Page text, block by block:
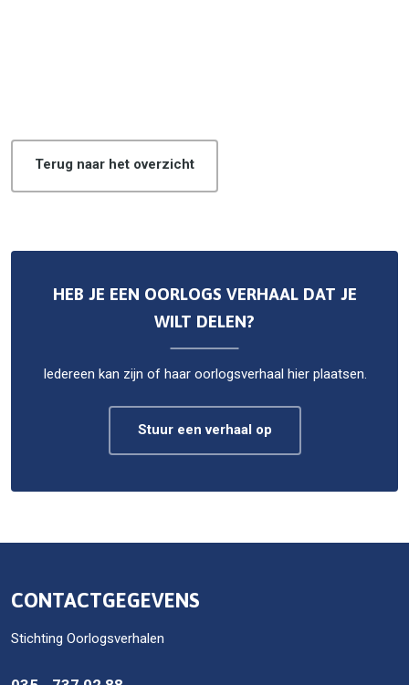
Terug naar het overzicht
HEB JE EEN OORLOGS VERHAAL DAT JE
WILT DELEN?
Iedereen kan zijn of haar oorlogsverhaal hier plaatsen.
Stuur een verhaal op
CONTACTGEGEVENS
Stichting Oorlogsverhalen